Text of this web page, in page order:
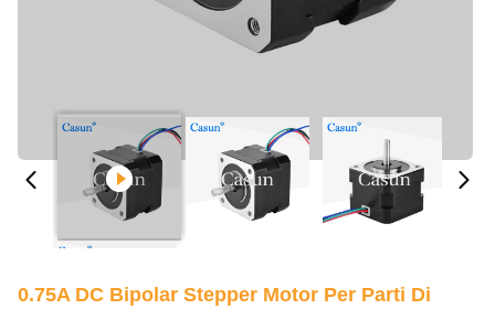
0.75A DC Bipolar Stepper Motor Per Parti Di